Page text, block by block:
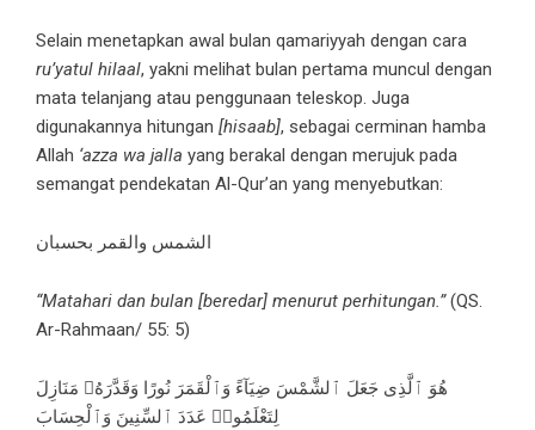
Selain menetapkan awal bulan qamariyyah dengan cara
ru’yatul hilaal, yakni melihat bulan pertama muncul dengan
mata telanjang atau penggunaan teleskop. Juga
digunakannya hitungan [hisaab], sebagai cerminan hamba
Allah ‘azza wa jalla yang berakal dengan merujuk pada
semangat pendekatan Al-Qur’an yang menyebutkan:
الشمس والقمر بحسبان
“Matahari dan bulan [beredar] menurut perhitungan.”(QS.
Ar-Rahmaan/ 55: 5)
هُوَ ٱلَّذِى جَعَلَ ٱلشَّمْسَ ضِيَآءً وَٱلْقَمَرَ نُورًا وَقَدَّرَهُۥ مَنَازِلَ
لِتَعْلَمُوا۟ عَدَدَ ٱلسِّنِينَ وَٱلْحِسَابَ